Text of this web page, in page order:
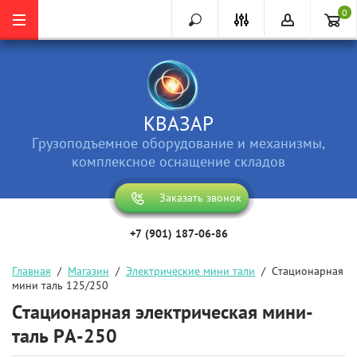
0
КВАЗАР
Грузоподъемное оборудование и механизмы,
комплексное оснащение складов
Заказать звонок
+7 (901) 187-06-86
Главная
  /
Магазин
  /
Электрические мини тали
  /  Стационарная
мини таль 125/250
Стационарная электрическая мини-
таль PА-250